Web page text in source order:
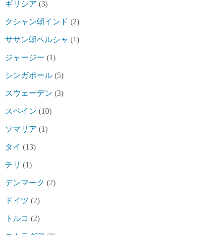
ギリシア (3)
クシャン朝インド (2)
ササン朝ペルシャ (1)
ジャージー (1)
シンガポール (5)
スウェーデン (3)
スペイン (10)
ソマリア (1)
タイ (13)
チリ (1)
デンマーク (2)
ドイツ (2)
トルコ (2)